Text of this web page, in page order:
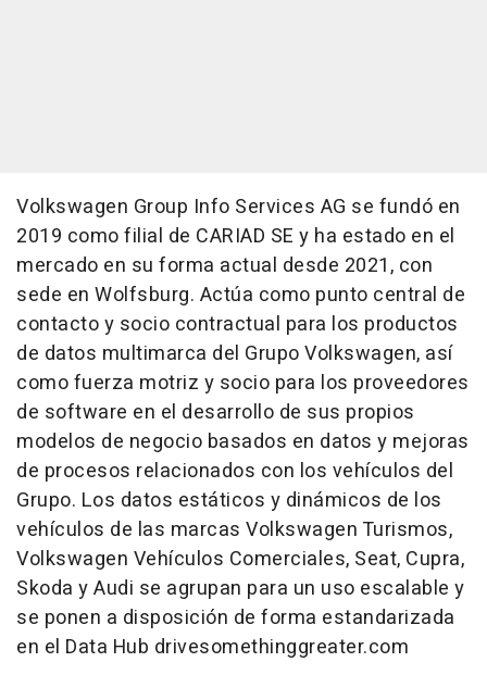
Volkswagen Group Info Services AG se fundó en
2019 como filial de CARIAD SE y ha estado en el
mercado en su forma actual desde 2021, con
sede en Wolfsburg. Actúa como punto central de
contacto y socio contractual para los productos
de datos multimarca del Grupo Volkswagen, así
como fuerza motriz y socio para los proveedores
de software en el desarrollo de sus propios
modelos de negocio basados en datos y mejoras
de procesos relacionados con los vehículos del
Grupo. Los datos estáticos y dinámicos de los
vehículos de las marcas Volkswagen Turismos,
Volkswagen Vehículos Comerciales, Seat, Cupra,
Skoda y Audi se agrupan para un uso escalable y
se ponen a disposición de forma estandarizada
en el Data Hub drivesomethinggreater.com